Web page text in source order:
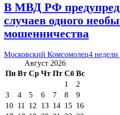
В МВД РФ
случаев одного
мошенничества
Московский Комсомолец4 недели
Август 2026
Пн Вт Ср Чт Пт Сб Вс
1
2
3
4 5 6 7 8
9
10 11 12 13 14 15 16